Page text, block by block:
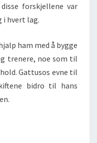
forskjellene var
i hvert lag.
ham med å bygge
trenere, noe som til
Gattusos evne til
bidro til hans